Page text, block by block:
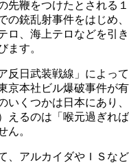
先鞭をつけたとされる１
の銃乱射事件をはじめ、
ロ、海上テロなどを引き
ます。
反日武装戦線」によって
京本社ビル爆破事件が有
いくつかは日本にあり、
えるのは「喉元過ぎれば
ん。
、アルカイダやＩＳなど